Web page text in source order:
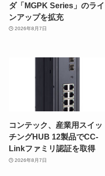
ダ「MGPK Series」のライ
ンアップを拡充
2026年8月7日
コンテック、産業用スイッ
チングHUB 12製品でCC-
Linkファミリ認証を取得
2026年8月7日